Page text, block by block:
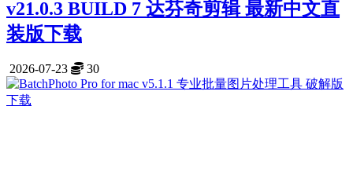
v21.0.3 BUILD 7 达芬奇剪辑 最新中文直
装版下载
2026-07-23 30